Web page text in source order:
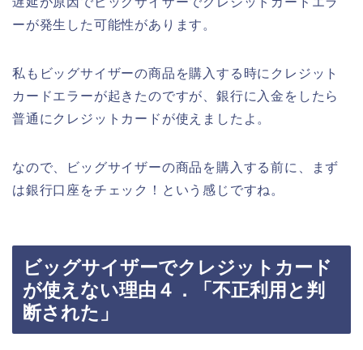
ーが発生した可能性があります。
私もビッグサイザーの商品を購入する時にクレジット
カードエラーが起きたのですが、銀行に入金をしたら
普通にクレジットカードが使えましたよ。
なので、ビッグサイザーの商品を購入する前に、まず
は銀行口座をチェック！という感じですね。
ビッグサイザーでクレジットカード
が使えない理由４．「不正利用と判
断された」